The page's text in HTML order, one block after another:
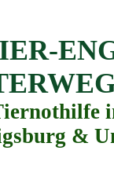
&